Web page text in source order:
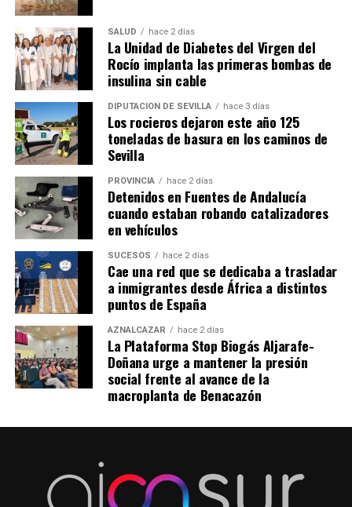
SALUD hace 2 días
La Unidad de Diabetes del Virgen del
Rocío implanta las primeras bombas de
insulina sin cable
DIPUTACIÓN DE SEVILLA hace 3 días
Los rocieros dejaron este año 125
toneladas de basura en los caminos de
Sevilla
PROVINCIA hace 2 días
Detenidos en Fuentes de Andalucía
cuando estaban robando catalizadores
en vehículos
SUCESOS hace 2 días
Cae una red que se dedicaba a trasladar
a inmigrantes desde África a distintos
puntos de España
AZNALCÁZAR hace 2 días
La Plataforma Stop Biogás Aljarafe-
Doñana urge a mantener la presión
social frente al avance de la
macroplanta de Benacazón